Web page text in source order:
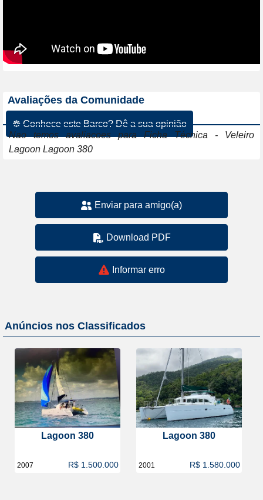
Avaliações da Comunidade
☸ Conhece este Barco? Dê a sua opinião
Nao temos avaliacoes para Ficha Técnica - Veleiro
Lagoon Lagoon 380
Enviar para amigo(a)
Download PDF
Informar erro
Anúncios nos Classificados
Lagoon 380
2007 R$ 1.500.000
Lagoon 380
2001 R$ 1.580.000